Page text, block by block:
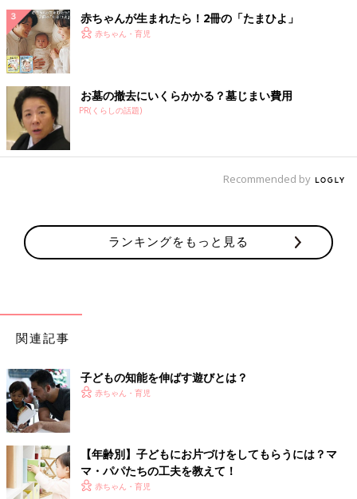
たり、ボール遊びで体を動かすなど、いつもとは違う遊びにチャ
レンジを！ 遊びの幅が広がると、子どもの知能も発達します。
飽きやすい子は“ちょっと難しいけれど、頑張るとできる！”くら
いの、少し難易度の高い遊びを選ぶといいでしょう。
関連：東ロボくんの母・新井先生に聞く！AIに負けない子を育て
るには脱YouTube！
「飽きっぽい」というとネガティブにとらえがちですが、それは
根っからの性格ではなく、子どもからのメッセージかもしれませ
ん。子どもが遊びに集中できる環境が整えられているか、遊びの
レベルが子どもに合っているか、親はまず確認したほうがいいで
っているわが子の姿を見て、“集中力がある！”と思うママ・パパ
もいるかもしれませんが、それは受け身になって画面を見ている
だけ。乳幼児期に伸ばしたい集中力とは違うので、カン違いしな
監修／伊藤美佳先生
乳幼児親子教室「輝きベビーアカデミー」代表理事。26年間にわ
子がモンテッソーリ―教育の幼稚園ですばらしい成長を遂げたこ
とに感銘を受け、モンテッソーリ教師の資格を取得。モンテッソ
ーリ―教育を実践していく中で、IQ以外の才能を見つけるハーバ
ード大学教授の「多重知能理論」を取り入れ、日本人向けにアレ
ンジしたオリジナルメソッド「9つの知能」を開発。子どもの隠
れた才能を発見し、最大限伸ばす手法として、スクールなどで取
り入れています。
赤ちゃんが生まれたら！2冊の「たまひよ」
赤ちゃん・育児
お墓の撤去にいくらかかる？墓じまい費用
PR(くらしの話題)
Recommended by
ランキングをもっと見る
関連記事
子どもの知能を伸ばす遊びとは？
赤ちゃん・育児
【年齢別】子どもにお片づけをしてもらうには？マ
マ・パパたちの工夫を教えて！
赤ちゃん・育児